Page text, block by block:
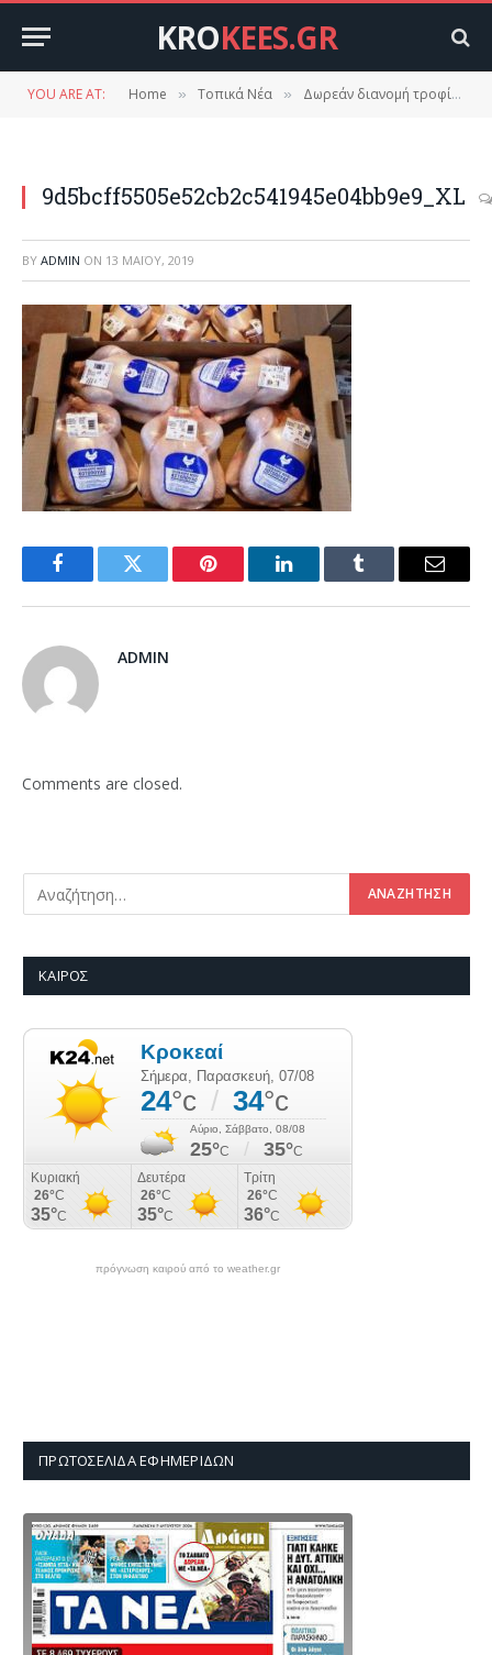
KROKEES.GR
YOU ARE AT: Home » Τοπικά Νέα » Δωρεάν διανομή τροφίμων σε όλους τους δήμους της Λακωνίας
9d5bcff5505e52cb2c541945e04bb9e9_XL
BY ADMIN ON 13 ΜΑΪ́ΟΥ, 2019
FacebookTwitter Pinterest LinkedInTumblr Email
ADMIN
Comments are closed.
ΚΑΙΡΌΣ
πρόγνωση καιρού από το weather.gr
ΠΡΩΤΟΣΈΛΙΔΑ ΕΦΗΜΕΡΊΔΩΝ